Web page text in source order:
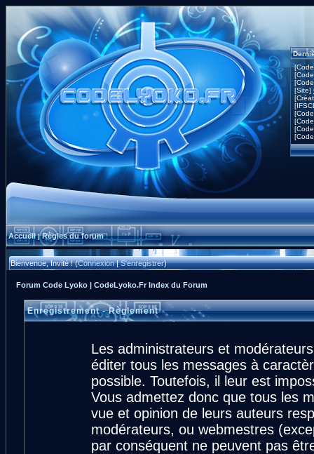
[Site]
Accueil|Règles du forum
Bienvenue, Invité ! (Connexion|S'enregistrer)
Forum Code Lyoko | CodeLyoko.Fr Index du Forum
Enregistrement - Règlement
Les administrateurs et
éditer tous les messages à
possible. Toutefois, il leur est
Vous admettez donc que tous les
vue et opinion de leurs auteurs
modérateurs, ou webmestres
par conséquent ne peuvent pas